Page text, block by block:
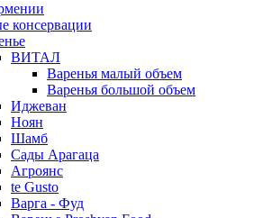
консервации
ВИТАЛ
Варенья малый объем
Варенья большой объем
Иджеван
Ноян
Шамб
Сады Арагаца
Агроянс
te Gusto
Варга - Фуд